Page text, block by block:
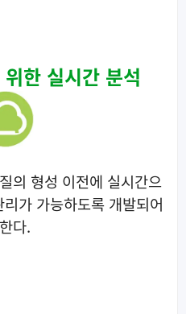
한 실시간 분석
의 형성 이전에 실시간으
가 가능하도록 개발되어
다.